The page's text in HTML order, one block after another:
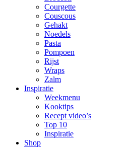
Courgette
Couscous
Gehakt
Noedels
Pasta
Pompoen
Rijst
Wraps
Zalm
Inspiratie
Weekmenu
Kooktips
Recept video’s
Top 10
Inspiratie
Shop